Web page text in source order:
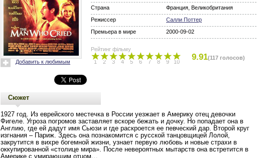
Добавить к любимым
Страна
Франция, Великобритания
Режиссер
Салли Поттер
Премьера в мире
2000-09-02
Рейтинг фільму
1 2 3 4 5 6 7 8 9 10 9.91(117 голосов)
Сюжет
1927 год. Из еврейского местечка в России уезжает в Америку отец девочки
Фигеле. Угроза погромов заставляет вскоре бежать и дочку. Но попадает она в
Англию, где ей дадут имя Сьюзи и где раскроется ее певческий дар. Второй круг
изгнания – Париж. Здесь она познакомится с русской танцовщицей Лолой,
закрутится в вихре богемной жизни, узнает первую любовь и новые страхи в
оккупированной «столице мира». После невероятных мытарств она встретится в
Америке с умирающим отцом…